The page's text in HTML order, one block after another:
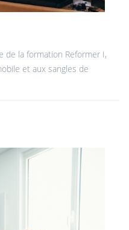
de la formation Reformer I,
et aux sangles de